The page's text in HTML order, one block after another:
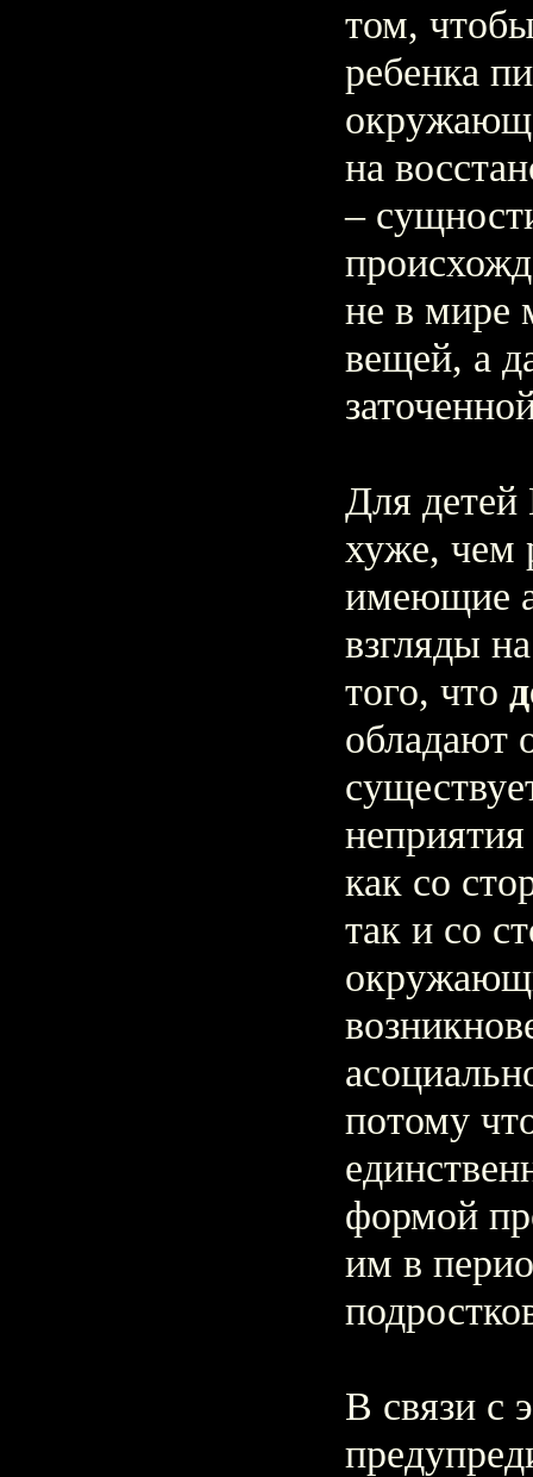
том,
ребенка
на
–
не в мире
вещей, а
Для детей
хуже, чем
имеющие
взгляды
того, что
обладают
как со
так и со
потому
формой
им в
В связи с